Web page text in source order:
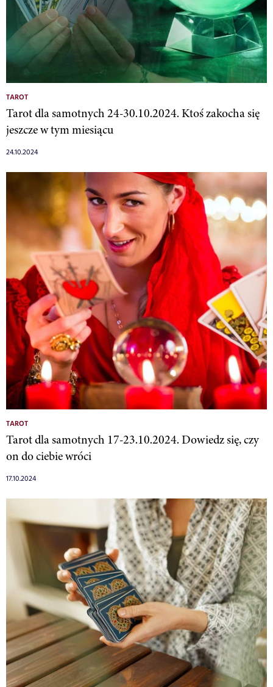
TAROT
Tarot dla samotnych 24-30.10.2024. Ktoś zakocha się
jeszcze w tym miesiącu
24.10.2024
TAROT
Tarot dla samotnych 17-23.10.2024. Dowiedz się, czy
on do ciebie wróci
17.10.2024